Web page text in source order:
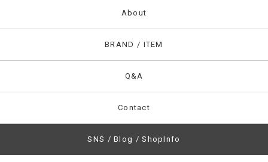
About
BRAND / ITEM
Q&A
Contact
SNS / Blog / ShopInfo